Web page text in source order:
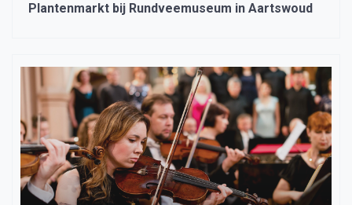
Plantenmarkt bij Rundveemuseum in Aartswoud